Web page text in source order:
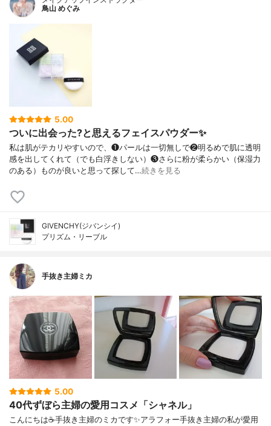
鳥山 めぐみ
5.00
ついに出会った?と思えるフェイスパウダー✨
私は肌がテカリやすいので、❶パールは一切無しで❷明るめで肌に透明
感を出してくれて（でも白浮きしない）❸さらに粉が柔らかい（保湿力
のある）ものが良いと思って探して…続きを見る
GIVENCHY(ジバンシイ)
プリズム・リーブル
手抜き主婦ミカ
5.00
40代ずぼら主婦の愛用コスメ「シャネル」
こんにちは☕手抜き主婦のミカです✨アラフォー手抜き主婦の私が愛用